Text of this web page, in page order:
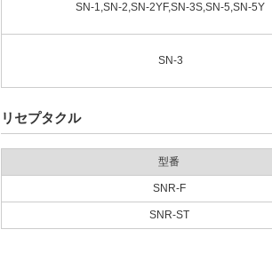
SN-1,SN-2,SN-2YF,SN-3S,SN-5,SN-5Y
SN-3
リセプタクル
型番
SNR-F
SNR-ST